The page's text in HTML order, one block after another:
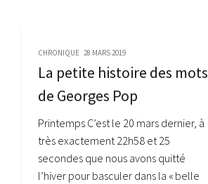
CHRONIQUE 28 MARS 2019
La petite histoire des mots
de Georges Pop
Printemps C’est le 20 mars dernier, à
très exactement 22h58 et 25
secondes que nous avons quitté
l’hiver pour basculer dans la « belle